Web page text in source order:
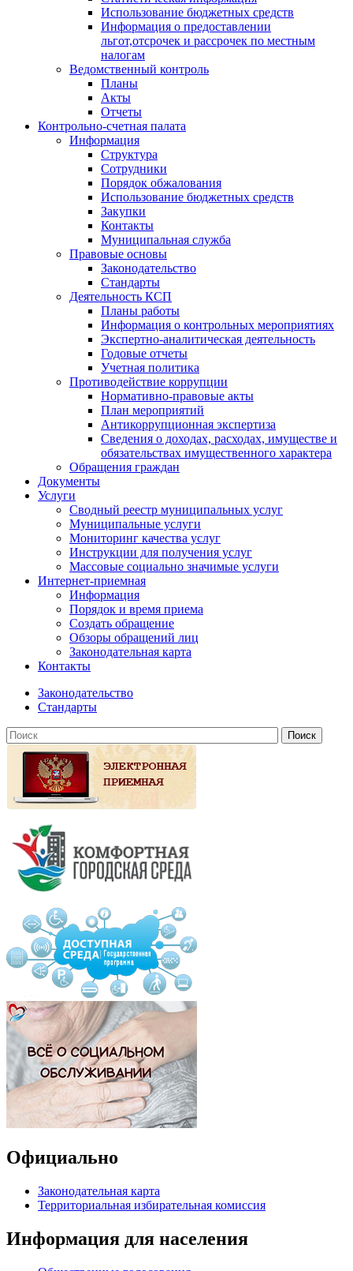
Использование бюджетных средств
Информация о предоставлении
льгот,отсрочек и рассрочек по местным
налогам
Ведомственный контроль
Планы
Акты
Отчеты
Контрольно-счетная палата
Информация
Структура
Сотрудники
Порядок обжалования
Использование бюджетных средств
Закупки
Контакты
Муниципальная служба
Правовые основы
Законодательство
Стандарты
Деятельность КСП
Планы работы
Информация о контрольных мероприятиях
Экспертно-аналитическая деятельность
Годовые отчеты
Учетная политика
Противодействие коррупции
Нормативно-правовые акты
План мероприятий
Антикоррупционная экспертиза
Сведения о доходах, расходах, имуществе и
обязательствах имущественного характера
Обращения граждан
Документы
Услуги
Сводный реестр муниципальных услуг
Муниципальные услуги
Мониторинг качества услуг
Инструкции для получения услуг
Массовые социально значимые услуги
Интернет-приемная
Информация
Порядок и время приема
Создать обращение
Обзоры обращений лиц
Законодательная карта
Контакты
Законодательство
Стандарты
Официально
Законодательная карта
Территориальная избирательная комиссия
Информация для населения